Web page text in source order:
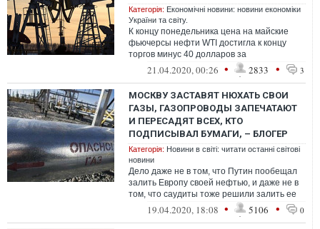
Категорія: Економічні новини: новини економіки
України та світу.
К концу понедельника цена на майские
фьючерсы нефти WTI достигла к концу
торгов минус 40 долларов за
баррель, впервые в истории став
отрицательной. А ...
21.04.2020, 00:26 • 2833 • 3
МОСКВУ ЗАСТАВЯТ НЮХАТЬ СВОИ
ГАЗЫ, ГАЗОПРОВОДЫ ЗАПЕЧАТАЮТ
И ПЕРЕСАДЯТ ВСЕХ, КТО
ПОДПИСЫВАЛ БУМАГИ, – БЛОГЕР
Категорія: Новини в світі: читати останні світові
новини
Дело даже не в том, что Путин пообещал
залить Европу своей нефтью, и даже не в
том, что саудиты тоже решили залить ее
так, что Москве и лить-то некуда...
19.04.2020, 18:08 • 5106 • 0